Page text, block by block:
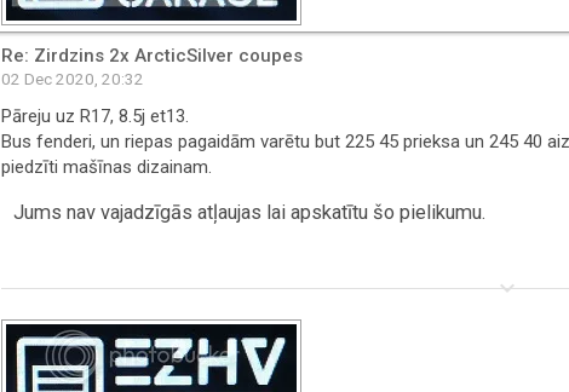
Re: Zirdzins 2x ArcticSilver coupes
02 Dec 2020, 20:32
Pāreju uz R17, 8.5j et13.
Bus fenderi, un riepas pagaidām varētu but 225 45 prieksa un 245 40
piedzīti mašīnas dizainam.
Jums nav vajadzīgās atļaujas lai apskatītu šo pielikumu.
keyboard_arrow_down